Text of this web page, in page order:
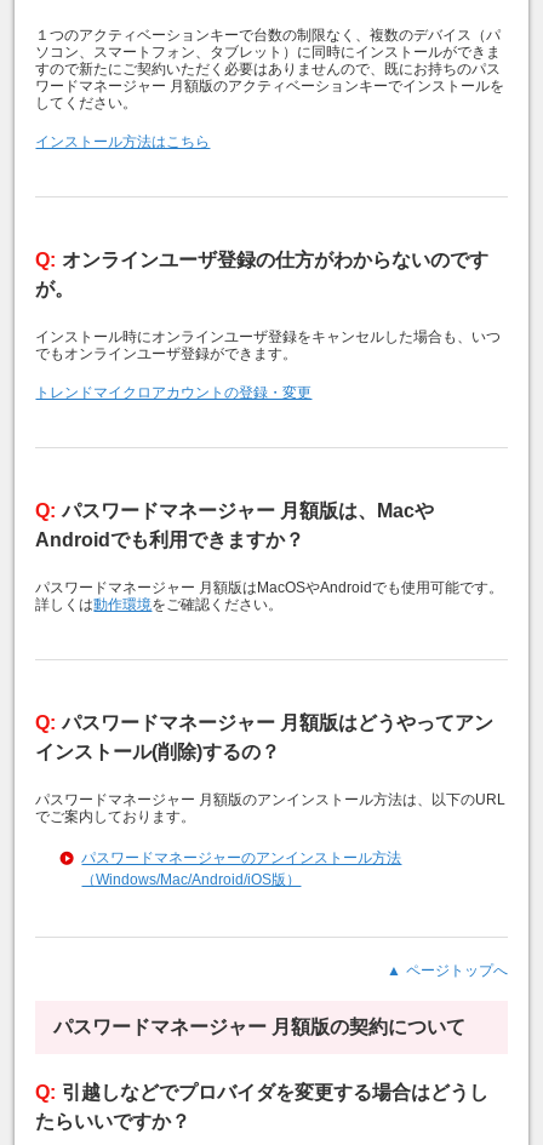
１つのアクティベーションキーで台数の制限なく、複数のデバイス（パ
ソコン、スマートフォン、タブレット）に同時にインストールができま
すので新たにご契約いただく必要はありませんので、既にお持ちのパス
ワードマネージャー 月額版のアクティベーションキーでインストールを
してください。
インストール方法はこちら
オンラインユーザ登録の仕方がわからないのです
が。
インストール時にオンラインユーザ登録をキャンセルした場合も、いつ
でもオンラインユーザ登録ができます。
トレンドマイクロアカウントの登録・変更
パスワードマネージャー 月額版は、Macや
Androidでも利用できますか？
パスワードマネージャー 月額版はMacOSやAndroidでも使用可能です。
詳しくは動作環境をご確認ください。
パスワードマネージャー 月額版はどうやってアン
インストール(削除)するの？
パスワードマネージャー 月額版のアンインストール方法は、以下のURL
でご案内しております。
パスワードマネージャーのアンインストール方法
（Windows/Mac/Android/iOS版）
ページトップへ
パスワードマネージャー 月額版の契約について
引越しなどでプロバイダを変更する場合はどうし
たらいいですか？